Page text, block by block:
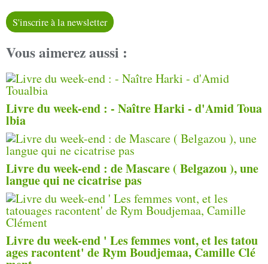
S'inscrire à la newsletter
Vous aimerez aussi :
Livre du week-end : - Naître Harki - d'Amid Toua
lbia
Livre du week-end : de Mascare ( Belgazou ), une
langue qui ne cicatrise pas
Livre du week-end ' Les femmes vont, et les tatou
ages racontent' de Rym Boudjemaa, Camille Clé